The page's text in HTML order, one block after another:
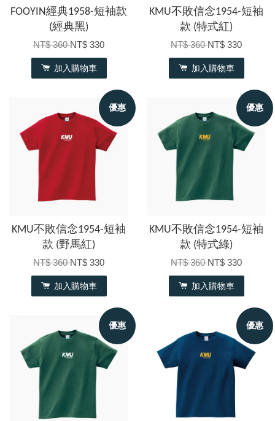
FOOYIN經典1958-短袖款
(經典黑)
NT$ 360NT$ 330
加入購物車
KMU不敗信念1954-短袖
款 (特式紅)
NT$ 360NT$ 330
加入購物車
優惠
KMU不敗信念1954-短袖
款 (野馬紅)
NT$ 360NT$ 330
加入購物車
優惠
KMU不敗信念1954-短袖
款 (特式綠)
NT$ 360NT$ 330
加入購物車
優惠 優惠